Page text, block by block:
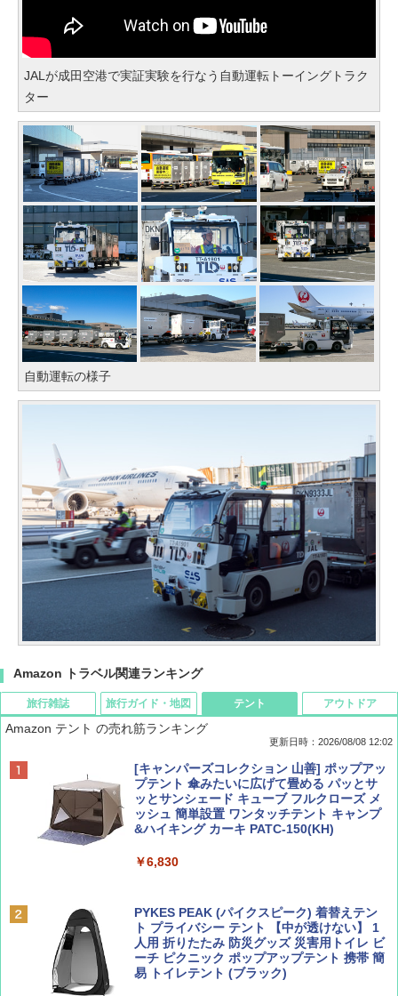
JALが成田空港で実証実験を行なう自動運転トーイングトラク
ター
自動運転の様子
Amazon トラベル関連ランキング
旅行雑誌
BE-PAL(ビ-パル) 2026年 9 月号【特別付録:
SOTO ミニマル"旅"財布 ランダム2種】
￥1,500
￥713
旅行ガイド・地図
D40 地球の歩き方 チェンマイ タイ北部の魅
力的な町 2026～2027 地球の歩き方D アジア
￥2,079
￥2,695
テント
Amazon テント の売れ筋ランキング
更新日時：2026/08/08 12:02
[キャンパーズコレクション 山善] ポップアッ
プテント 傘みたいに広げて畳める パッとサ
ッとサンシェード キューブ フルクローズ メ
ッシュ 簡単設置 ワンタッチテント キャンプ
&ハイキング カーキ PATC-150(KH)
￥6,830
PYKES PEAK (パイクスピーク) 着替えテン
ト プライバシー テント 【中が透けない】 1
人用 折りたたみ 防災グッズ 災害用トイレ ビ
ーチ ピクニック ポップアップテント 携帯 簡
易 トイレテント (ブラック)
アウトドア